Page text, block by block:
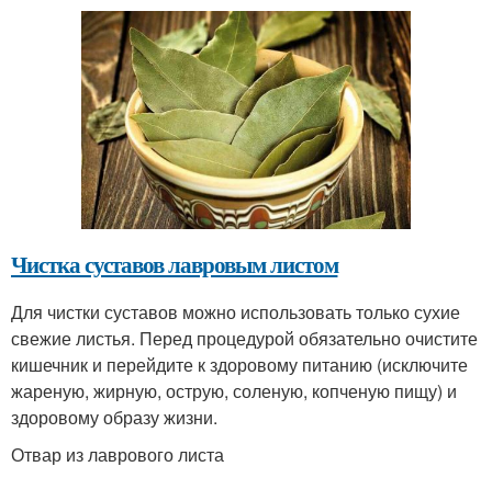
Чистка суставов лавровым листом
Для чистки суставов можно использовать только сухие
свежие листья. Перед процедурой обязательно очистите
кишечник и перейдите к здоровому питанию (исключите
жареную, жирную, острую, соленую, копченую пищу) и
здоровому образу жизни.
Отвар из лаврового листа